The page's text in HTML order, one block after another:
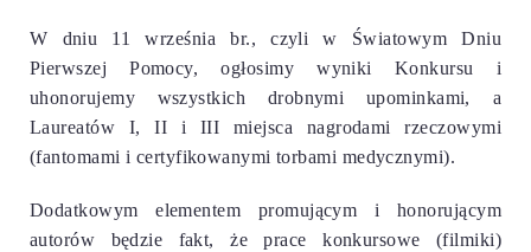
W dniu 11 września br., czyli w Światowym Dniu
Pierwszej Pomocy, ogłosimy wyniki Konkursu i
uhonorujemy wszystkich drobnymi upominkami, a
Laureatów I, II i III miejsca nagrodami rzeczowymi
(fantomami i certyfikowanymi torbami medycznymi).
Dodatkowym elementem promującym i honorującym
autorów będzie fakt, że prace konkursowe (filmiki)